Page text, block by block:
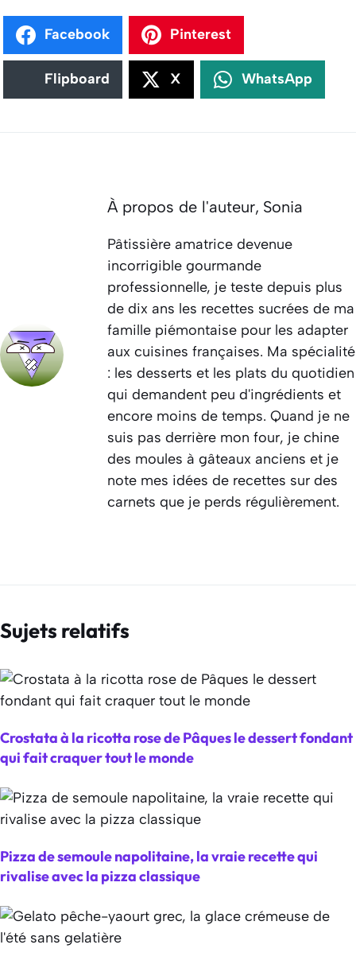
Facebook Pinterest
Flipboard X WhatsApp
À propos de l'auteur, Sonia
Pâtissière amatrice devenue
incorrigible gourmande
professionnelle, je teste depuis plus
de dix ans les recettes sucrées de ma
famille piémontaise pour les adapter
aux cuisines françaises. Ma spécialité
: les desserts et les plats du quotidien
qui demandent peu d'ingrédients et
encore moins de temps. Quand je ne
suis pas derrière mon four, je chine
des moules à gâteaux anciens et je
note mes idées de recettes sur des
carnets que je perds régulièrement.
Sujets relatifs
Crostata à la ricotta rose de Pâques le dessert fondant
qui fait craquer tout le monde
Pizza de semoule napolitaine, la vraie recette qui
rivalise avec la pizza classique